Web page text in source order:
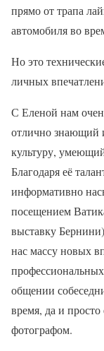
прямо от трапа
автомобиля во
Но это
личных
С Еленой нам
отлично знающий
культуру,
Благодаря её
информативно
посещением
выставку
нас массу новых
профессиональных
общении
время, да и
фотографом.